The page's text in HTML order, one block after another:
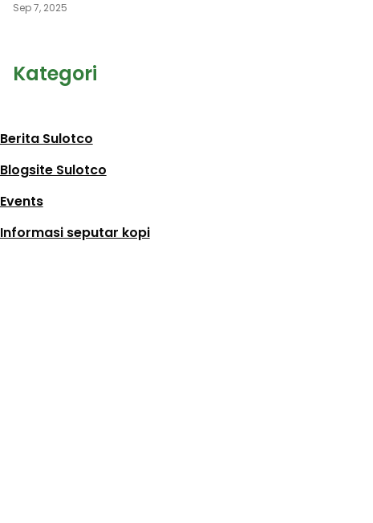
Sep 7, 2025
Kategori
Berita Sulotco
Blogsite Sulotco
Events
Informasi seputar kopi